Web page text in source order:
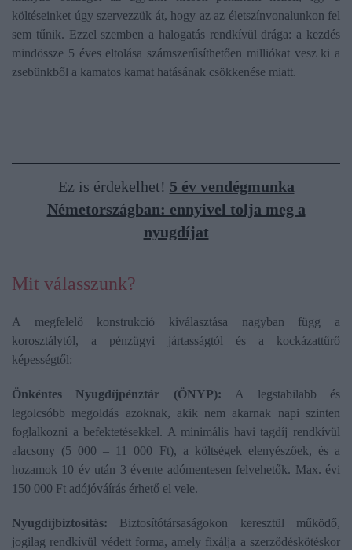
költéseinket úgy szervezzük át, hogy az az életszínvonalunkon fel
sem tűnik. Ezzel szemben a halogatás rendkívül drága: a kezdés
mindössze 5 éves eltolása számszerűsíthetően milliókat vesz ki a
zsebünkből a kamatos kamat hatásának csökkenése miatt.
Ez is érdekelhet! 5 év vendégmunka
Németországban: ennyivel tolja meg a
nyugdíjat
Mit válasszunk?
A megfelelő konstrukció kiválasztása nagyban függ a
korosztálytól, a pénzügyi jártasságtól és a kockázattűrő
képességtől:
Önkéntes Nyugdíjpénztár (ÖNYP): A legstabilabb és
legolcsóbb megoldás azoknak, akik nem akarnak napi szinten
foglalkozni a befektetésekkel. A minimális havi tagdíj rendkívül
alacsony (5 000 – 11 000 Ft), a költségek elenyészőek, és a
hozamok 10 év után 3 évente adómentesen felvehetők. Max. évi
150 000 Ft adójóváírás érhető el vele.
Nyugdíjbiztosítás: Biztosítótársaságokon keresztül működő,
jogilag rendkívül védett forma, amely fixálja a szerződéskötéskor